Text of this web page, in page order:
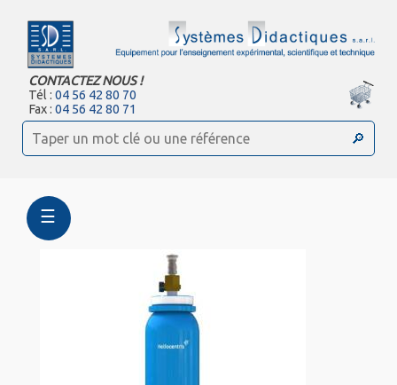
CONTACTEZ NOUS !
Tél :04 56 42 80 70
Fax :04 56 42 80 71
☰